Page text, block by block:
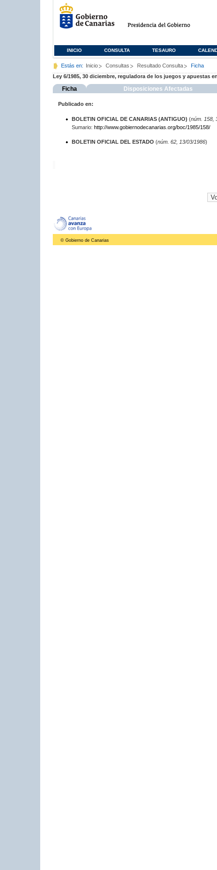
INICIO CONSULTA TESAURO
Estás en: Inicio Consultas Resultado Consulta
Ficha
Ley 6/1985, 30 diciembre, reguladora de los juegos y apuestas
Ficha Disposiciones Afectadas
Publicado en:
BOLETIN OFICIAL DE CANARIAS (ANTIGUO) (núm. 158,
Sumario: http://www.gobiernodecanarias.org/boc/1985/158/
BOLETIN OFICIAL DEL ESTADO (núm. 62, 13/03/1986)
© Gobierno de Canarias